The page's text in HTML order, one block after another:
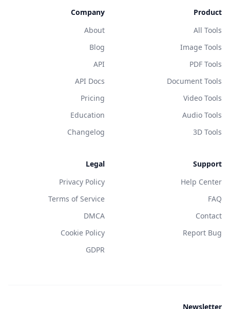
Product
All Tools
Image Tools
PDF Tools
Document Tools
Video Tools
Audio Tools
3D Tools
Company
About
Blog
API
API Docs
Pricing
Education
Changelog
Support
Help Center
FAQ
Contact
Report Bug
Legal
Privacy Policy
Terms of Service
DMCA
Cookie Policy
GDPR
Newsletter